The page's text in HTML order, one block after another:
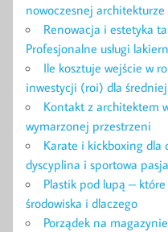
nowoczesnej architekturze
Renowacja i estetyka
Profesjonalne usługi
Ile kosztuje wejście w
inwestycji (roi) dla
Kontakt z architektem
wymarzonej przestrzeni
Karate i kickboxing dla
dyscyplina i sportowa pasja
Plastik pod lupą –
środowiska i dlaczego
Porządek na